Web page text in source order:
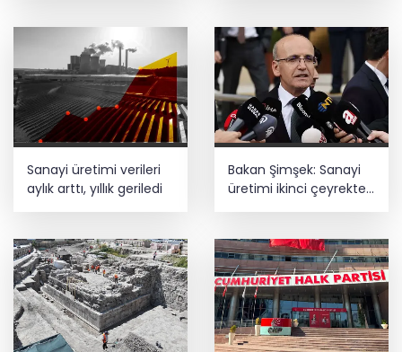
Sanayi üretimi verileri
aylık arttı, yıllık geriledi
Bakan Şimşek: Sanayi
üretimi ikinci çeyrekte
yüzde 1,9 büyüdü